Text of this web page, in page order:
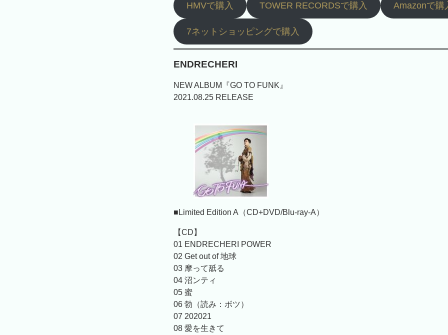
HMVで購入 TOWER RECORDSで購入 Amazonで購
7ネットショッピングで購入
ENDRECHERI
NEW ALBUM『GO TO FUNK』
2021.08.25 RELEASE
■Limited Edition A（CD+DVD/Blu-ray-A）
【CD】
01 ENDRECHERI POWER
02 Get out of 地球
03 摩って舐る
04 沼ンティ
05 蜜
06 勃（読み：ボツ）
07 202021
08 愛を生きて